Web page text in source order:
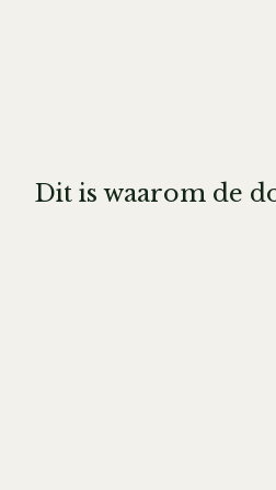
Dit is waarom de